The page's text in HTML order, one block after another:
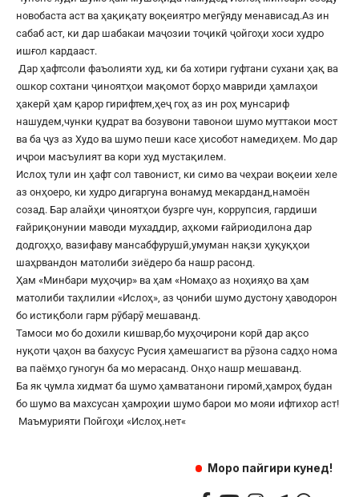
новобаста аст ва ҳақиқату воқеиятро мегӯяду менависад.Аз ин
сабаб аст, ки дар шабакаи маҷозии тоҷикӣ ҷойгоҳи хоси худро
ишғол кардааст.
Дар ҳафтсоли фаъолияти худ, ки ба хотири гуфтани сухани ҳақ ва
ошкор сохтани ҷиноятҳои мақомот борҳо мавриди ҳамлаҳои
ҳакерӣ ҳам қарор гирифтем,ҳеҷ гоҳ аз ин роҳ мунсариф
нашудем,чунки қудрат ва бозувони тавонои шумо муттакои мост
ва ба ҷуз аз Худо ва шумо пеши касе ҳисобот намедиҳем. Мо дар
иҷрои масъулият ва кори худ мустақилем.
Ислоҳ тули ин ҳафт сол тавонист, ки симо ва чеҳраи воқеии хеле
аз онҳоеро, ки худро дигаргуна вонамуд мекарданд,намоён
созад. Бар алайҳи ҷиноятҳои бузрге чун, коррупсия, гардиши
ғайриқонунии маводи мухаддир, аҳкоми ғайриодилона дар
додгоҳҳо, вазифаву мансабфурушӣ,умуман нақзи ҳуқуқҳои
шаҳрвандон матолиби зиёдеро ба нашр расонд.
Ҳам «Минбари муҳоҷир» ва ҳам «Номаҳо аз ноҳияҳо ва ҳам
матолиби таҳлилии «Ислоҳ», аз ҷониби шумо дустону ҳаводорон
бо истиқболи гарм рӯбарӯ мешаванд.
Тамоси мо бо дохили кишвар,бо муҳоҷирони корӣ дар ақсо
нуқоти ҷаҳон ва бахусус Русия ҳамешагист ва рӯзона садҳо нома
ва паёмҳо гуногун ба мо мерасанд. Онҳо нашр мешаванд.
Ба як ҷумла хидмат ба шумо ҳамватанони гиромӣ,ҳамроҳ будан
бо шумо ва махсусан ҳамроҳии шумо барои мо мояи ифтихор аст!
Маъмурияти Пойгоҳи «Ислоҳ.нет«
Моро пайгири кунед!